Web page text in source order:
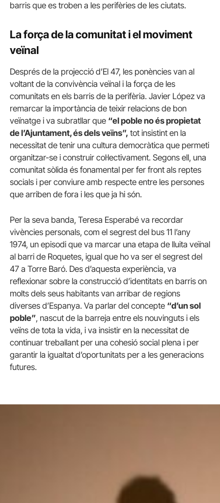
barris que es troben a les perifèries de les ciutats.
La força de la comunitat i el moviment
veïnal
Després de la projecció d’El 47, les ponències van al
voltant de la convivència veïnal i la força de les
comunitats en els barris de la perifèria. Javier López va
remarcar la importància de teixir relacions de bon
veïnatge i va subratllar que “el poble no és propietat
de l’Ajuntament, és dels veïns”, tot insistint en la
necessitat de tenir una cultura democràtica que permeti
organitzar-se i construir col·lectivament. Segons ell, una
comunitat sòlida és fonamental per fer front als reptes
socials i per conviure amb respecte entre les persones
que arriben de fora i les que ja hi són.
Per la seva banda, Teresa Esperabé va recordar
vivències personals, com el segrest del bus 11 l’any
1974, un episodi que va marcar una etapa de lluita veïnal
al barri de Roquetes, igual que ho va ser el segrest del
47 a Torre Baró. Des d’aquesta experiència, va
reflexionar sobre la construcció d’identitats en barris on
molts dels seus habitants van arribar de regions
diverses d’Espanya. Va parlar del concepte “d’un sol
poble”, nascut de la barreja entre els nouvinguts i els
veïns de tota la vida, i va insistir en la necessitat de
continuar treballant per una cohesió social plena i per
garantir la igualtat d’oportunitats per a les generacions
futures.